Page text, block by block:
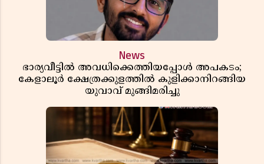
News
ഭാര്യവീട്ടിൽ അവധിക്കെത്തിയപ്പോൾ അപകടം;
കേളാലൂർ ക്ഷേത്രക്കുളത്തിൽ കുളിക്കാനിറങ്ങിയ
യുവാവ് മുങ്ങിമരിച്ചു